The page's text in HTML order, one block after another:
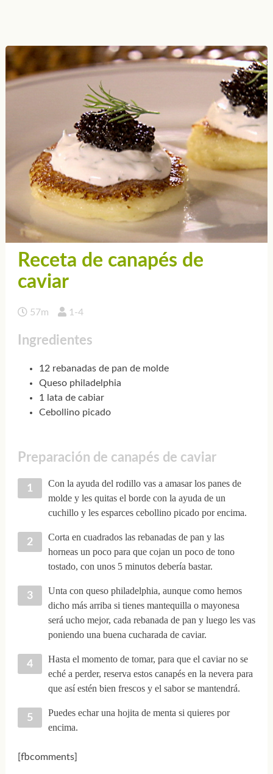
Receta de canapés de
caviar
57m 1-4
Ingredientes
12 rebanadas de pan de molde
Queso philadelphia
1 lata de cabiar
Cebollino picado
Preparación de canapés de caviar
Con la ayuda del rodillo vas a amasar los panes de
molde y les quitas el borde con la ayuda de un
cuchillo y les esparces cebollino picado por encima.
Corta en cuadrados las rebanadas de pan y las
horneas un poco para que cojan un poco de tono
tostado, con unos 5 minutos debería bastar.
Unta con queso philadelphia, aunque como hemos
dicho más arriba si tienes mantequilla o mayonesa
será ucho mejor, cada rebanada de pan y luego les vas
poniendo una buena cucharada de caviar.
Hasta el momento de tomar, para que el caviar no se
eché a perder, reserva estos canapés en la nevera para
que así estén bien frescos y el sabor se mantendrá.
Puedes echar una hojita de menta si quieres por
encima.
[fbcomments]